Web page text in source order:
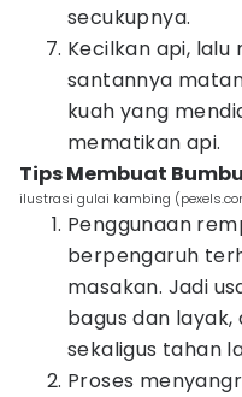
secukupnya.
Kecilkan api,
santannya
kuah yang
mematikan api.
Tips Membuat
ilustrasi gulai kambing
Penggunaan
berpengaruh
masakan. Jadi
bagus dan
sekaligus tahan
Proses